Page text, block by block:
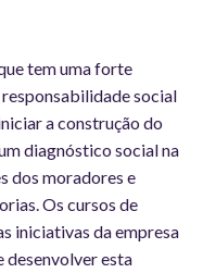
tem uma forte
social
a construção do
diagnóstico social na
dos moradores e
Os cursos de
iniciativas da empresa
desenvolver esta